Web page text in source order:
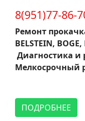
8(951)77-86-
Ремонт
BELSTEIN,
Диагностика и
Мелкосрочный
ПОДРОБНЕЕ